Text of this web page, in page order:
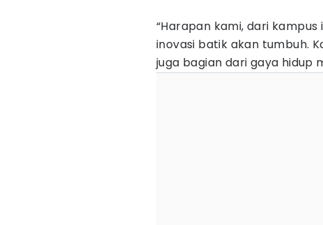
‎“Harapan kami, dari
inovasi batik akan tumbuh.
juga bagian dari gaya hidup